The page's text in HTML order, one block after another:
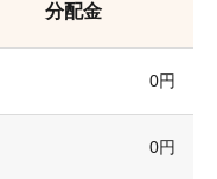
分配金
0円
0円